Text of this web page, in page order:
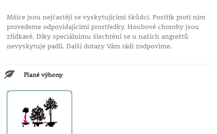
Mšice jsou nejčastěji se vyskytujícími škůdci. Postřik proti nim
provedeme odpovídajícími prostředky. Houbové choroby jsou
zřídkavé. Díky speciálnímu šlechtění se u našich angreštů
nevyskytuje padlí. Další dotazy Vám rádi zodpovíme.
Plané výhony